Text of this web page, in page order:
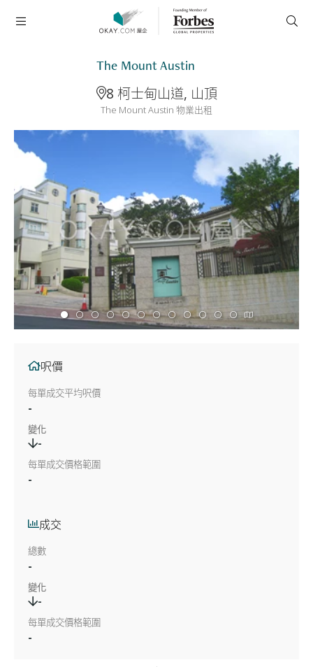
The Mount Austin
8 柯士甸山道, 山頂
The Mount Austin 物業出租
呎價
每單成交平均呎價
-
變化
-
每單成交價格範圍
-
成交
總數
-
變化
-
每單成交價格範圍
-